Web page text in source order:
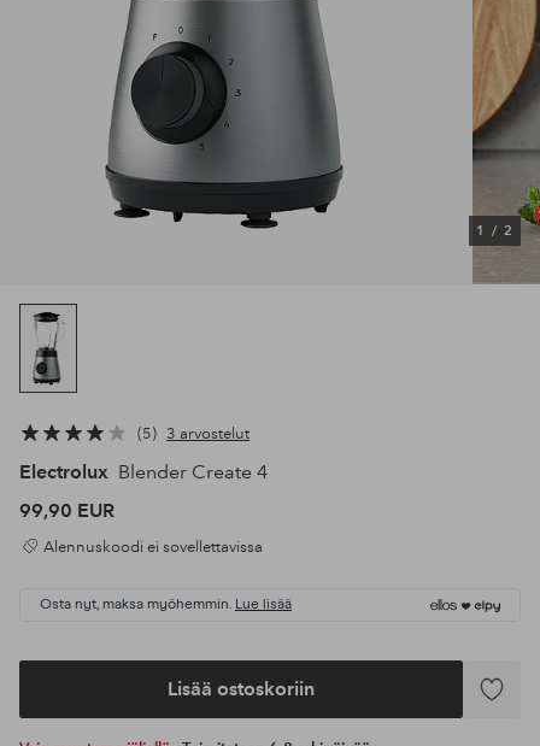
1 / 2
5 3 arvostelut
Electrolux Blender Create 4
99,90 EUR
Alennuskoodi ei sovellettavissa
Osta nyt, maksa myöhemmin. Lue lisää
Lisää ostoskoriin
Lisää